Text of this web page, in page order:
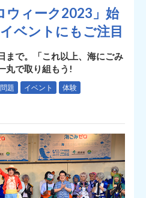
ウィーク2023」始
ベントにもご注目
まで。「これ以上、海にごみ
丸で取り組もう!
題 イベント 体験